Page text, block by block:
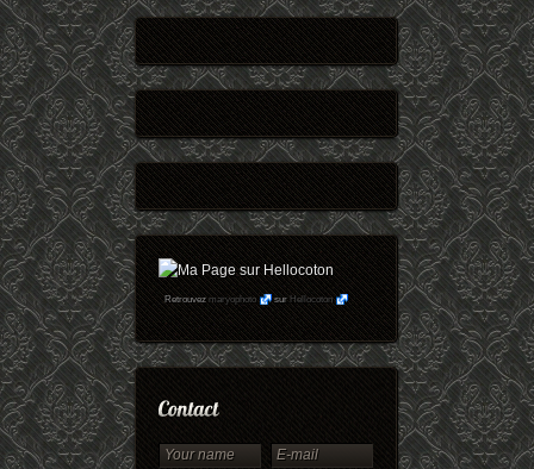
Retrouvezmaryophoto surHellocoton